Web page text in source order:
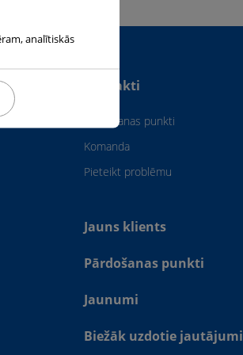
Kontakti
Pārdošanas punkti
Komanda
Pieteikt problēmu
Jauns klients
Pārdošanas punkti
Jaunumi
Biežāk uzdotie jautājumi
analītiskās